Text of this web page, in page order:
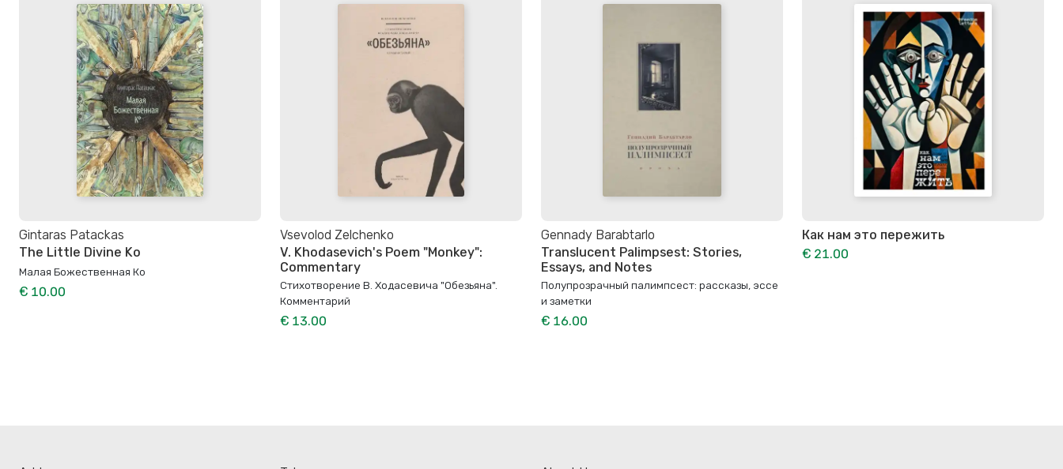
Gintaras Patackas
The Little Divine Ko
Малая Божественная Ко
€ 10.00
Vsevolod Zelchenko
V. Khodasevich's Poem "Monkey":
Commentary
Стихотворение В. Ходасевича "Обезьяна".
Комментарий
€ 13.00
Gennady Barabtarlo
Translucent Palimpsest: Stories,
Essays, and Notes
Полупрозрачный палимпсест: рассказы, эссе
и заметки
€ 16.00
Как нам это пережить
€ 21.00